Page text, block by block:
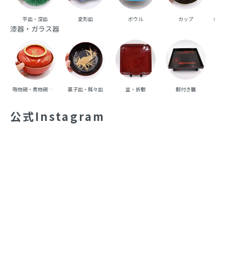
平皿・深皿 変形皿 ボウル カップ ポッ
漆器・ガラス器
吸物碗・煮物碗・丼碗 菓子皿・銘々皿 盆・折敷 脚付き膳
公式Instagram